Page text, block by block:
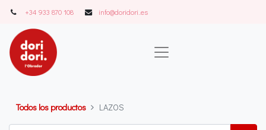
+34 933 870 108 info@doridori..es
Todos los productos LAZOS